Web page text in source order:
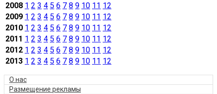
2008 1 2 3 4 5 6 7 8 9 10 11 12
2009 1 2 3 4 5 6 7 8 9 10 11 12
2010 1 2 3 4 5 6 7 8 9 10 11 12
2011 1 2 3 4 5 6 7 8 9 10 11 12
2012 1 2 3 4 5 6 7 8 9 10 11 12
2013 1 2 3 4 5 6 7 8 9 10 11 12
О нас
Размещение рекламы